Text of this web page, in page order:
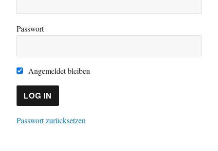
Passwort
Angemeldet bleiben
Passwort zurücksetzen